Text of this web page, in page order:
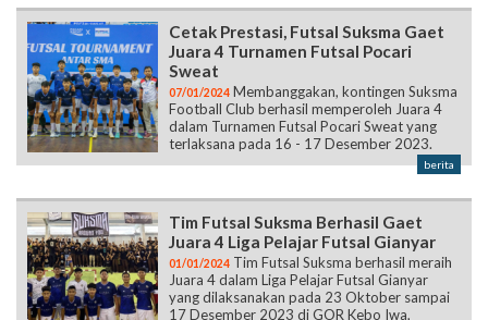
Cetak Prestasi, Futsal Suksma Gaet
Juara 4 Turnamen Futsal Pocari
Sweat
07/01/2024 Membanggakan, kontingen Suksma
Football Club berhasil memperoleh Juara 4
dalam Turnamen Futsal Pocari Sweat yang
terlaksana pada 16 - 17 Desember 2023.
berita
Tim Futsal Suksma Berhasil Gaet
Juara 4 Liga Pelajar Futsal Gianyar
01/01/2024 Tim Futsal Suksma berhasil meraih
Juara 4 dalam Liga Pelajar Futsal Gianyar
yang dilaksanakan pada 23 Oktober sampai
17 Desember 2023 di GOR Kebo Iwa,